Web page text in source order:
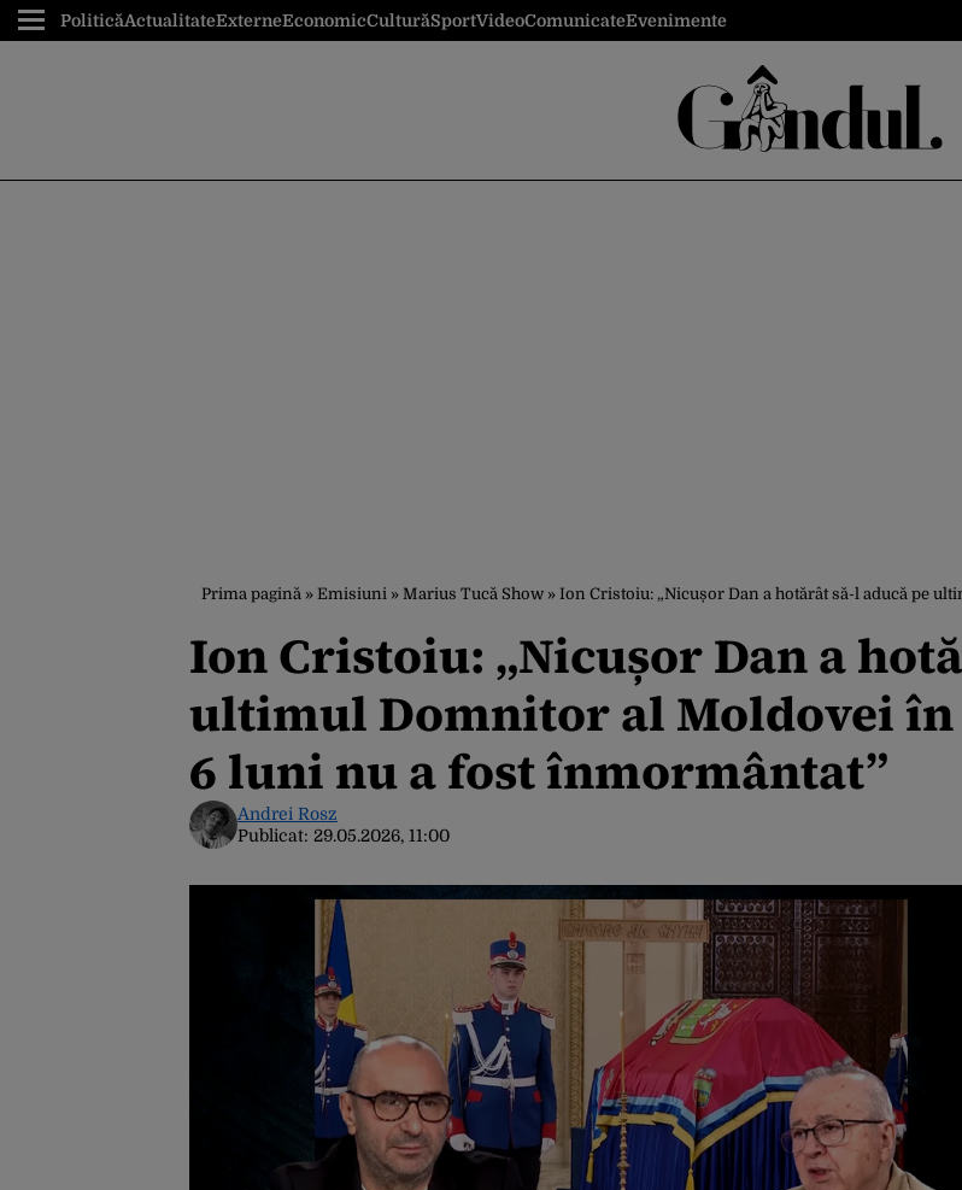
PoliticăActualitateExterneEconomicCulturăSportVideoComunicateEvenimente
Prima pagină » Emisiuni » Marius Tucă Show » Ion Cristoiu: „Nicușor Dan a hotărât să-l aducă pe ultimul
Ion Cristoiu: „Nicușor Dan a
ultimul Domnitor al Moldovei
6 luni nu a fost înmormântat”
Andrei Rosz
Publicat: 29.05.2026, 11:00